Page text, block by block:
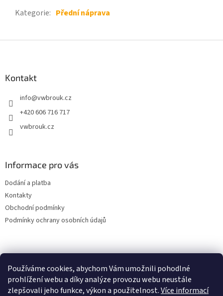
Používáme cookies, abychom Vám umožnili pohodlné
prohlížení webu a díky analýze provozu webu neustále
zlepšovali jeho funkce, výkon a použitelnost.Více informací
Kategorie: Přední náprava
Kontakt
info@vwbrouk.cz
+420 606 716 717
vwbrouk.cz
Informace pro vás
Dodání a platba
Kontakty
Obchodní podmínky
Podmínky ochrany osobních údajů